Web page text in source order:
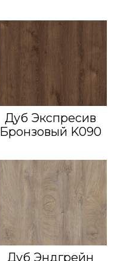
Дуб Экспресив
Бронзовый K090
Дуб Эндгрейн